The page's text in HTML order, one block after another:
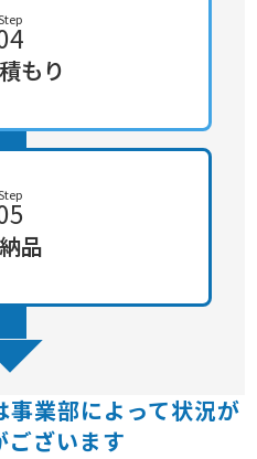
もり
品
業部によって状況が
ございます